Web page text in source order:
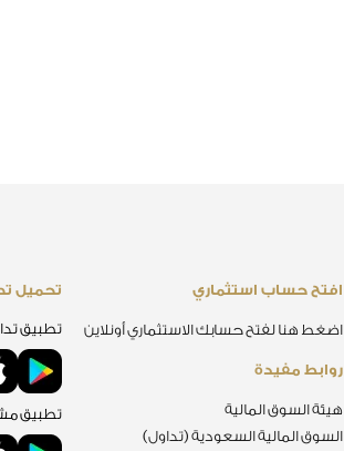
افتح حساب استثماري
اضغط هنا لفتح حسابك الاستثماري أونلاين
روابط مفيدة
هيئة السوق المالية
السوق المالية السعودية (تداول)
تحميل
تطبيق
تطبيق